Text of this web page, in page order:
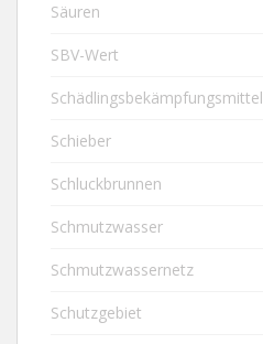
Säuren
SBV-Wert
Schädlingsbekämpfungsmittel
Schieber
Schluckbrunnen
Schmutzwasser
Schmutzwassernetz
Schutzgebiet